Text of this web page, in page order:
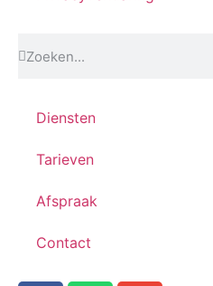
Diensten
Tarieven
Afspraak
Contact